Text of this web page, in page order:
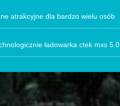
atrakcyjne dla bardzo wielu osób
ładowarka ctek mxs 5.0